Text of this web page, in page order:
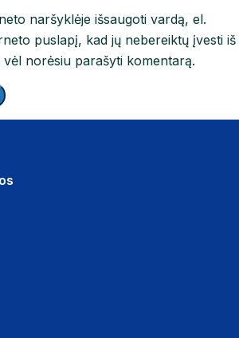
naršyklėje išsaugoti vardą, el.
puslapį, kad jų nebereiktų įvesti iš
norėsiu parašyti komentarą.